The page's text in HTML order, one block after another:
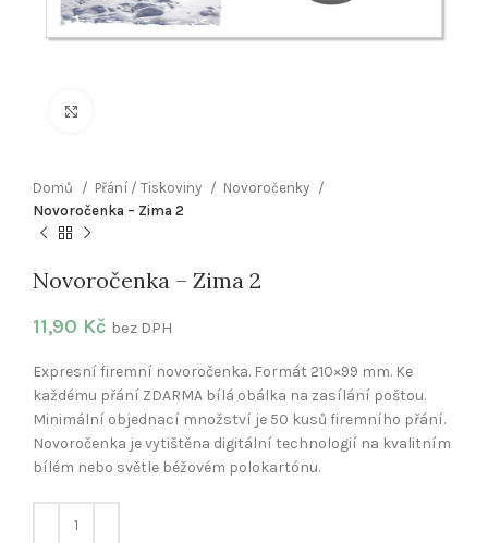
Domů Přání / Tiskoviny
Novoročenky
Novoročenka – Zima 2
Novoročenka – Zima 2
11,90 Kč bez DPH
Expresní firemní novoročenka. Formát 210×99 mm. Ke
každému přání ZDARMA bílá obálka na zasílání poštou.
Minimální objednací množství je 50 kusů firemního přání.
Novoročenka je vytištěna digitální technologií na kvalitním
bílém nebo světle béžovém polokartónu.